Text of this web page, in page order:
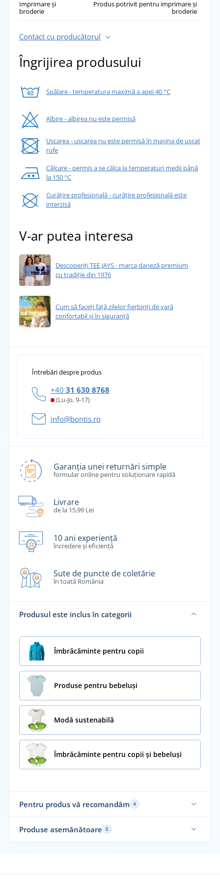
Imprimare și
broderie
Produs potrivit pentru imprimare și
broderie
Contact cu producătorul
Îngrijirea produsului
Spălare - temperatura maximă a apei 40 °C
Albire - albirea nu este permisă
Uscarea - uscarea nu este permisă în mașina de uscat
rufe
Călcare - permis a se călca la temperaturi medii până
la 150 °C
Curățire profesională - curățire profesională este
interzisă
V-ar putea interesa
Descoperiți TEE JAYS - marca daneză premium
cu tradiție din 1976
Cum să faceți față zilelor fierbinți de vară
confortabil și în siguranță
Întrebări despre produs
+40 31 630 8768
(Lu-Jo, 9-17)
info@bontis.ro
Garanția unei returnări simple
formular online pentru soluționare rapidă
Livrare
de la 15,99 Lei
10 ani experiență
încredere și eficiență
Sute de puncte de coletărie
în toată România
Produsul este inclus în categorii
Îmbrăcăminte pentru copii
Produse pentru bebeluși
Modă sustenabilă
Îmbrăcăminte pentru copii și bebeluși
Pentru produs vă recomandăm 4
Produse asemănătoare 5